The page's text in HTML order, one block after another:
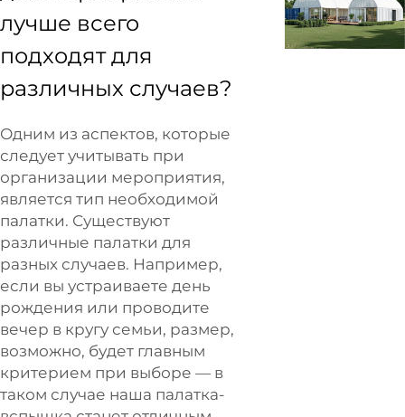
лучше всего
подходят для
различных случаев?
Одним из аспектов, которые
следует учитывать при
организации мероприятия,
является тип необходимой
палатки. Существуют
различные палатки для
разных случаев. Например,
если вы устраиваете день
рождения или проводите
вечер в кругу семьи, размер,
возможно, будет главным
критерием при выборе — в
таком случае наша палатка-